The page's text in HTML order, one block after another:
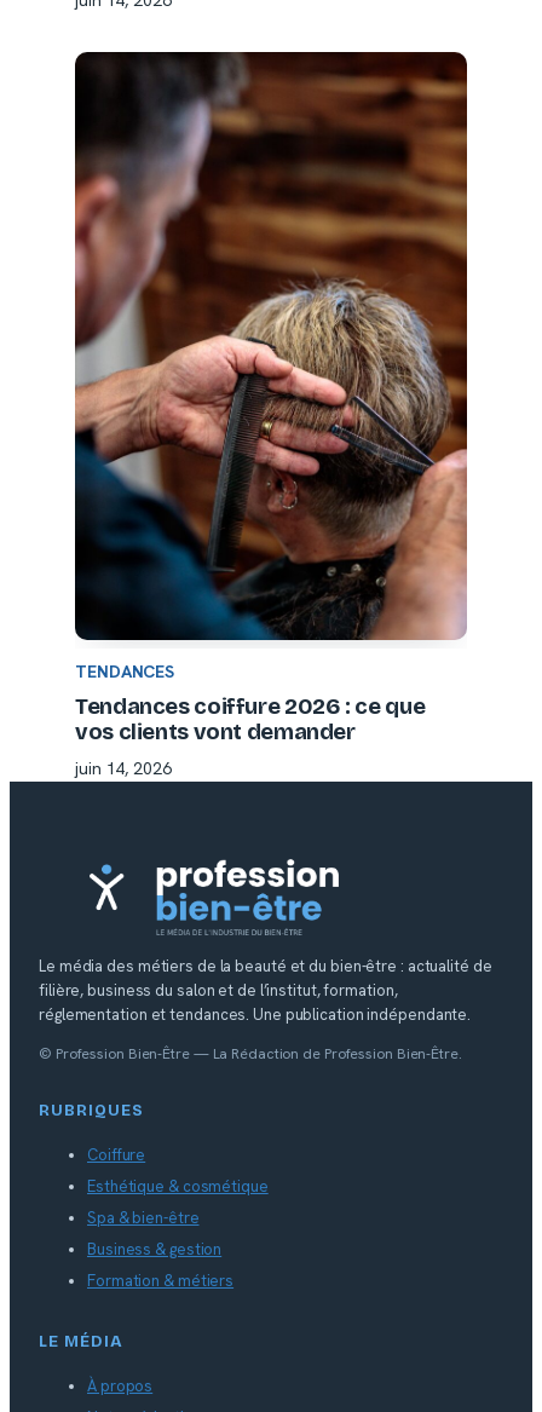
TENDANCES
Tendances coiffure 2026 : ce que
vos clients vont demander
juin 14, 2026
Le média des métiers de la beauté et du bien-être : actualité de
filière, business du salon et de l’institut, formation,
réglementation et tendances. Une publication indépendante.
© Profession Bien-Être — La Rédaction de Profession Bien-Être.
RUBRIQUES
Coiffure
Esthétique & cosmétique
Spa & bien-être
Business & gestion
Formation & métiers
LE MÉDIA
À propos